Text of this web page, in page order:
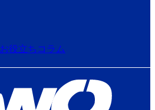
役立ちコラム